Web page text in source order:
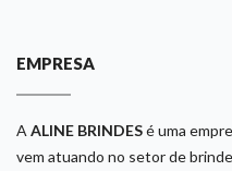
EMPRESA
A ALINE BRINDESé uma
vem atuando no setor de